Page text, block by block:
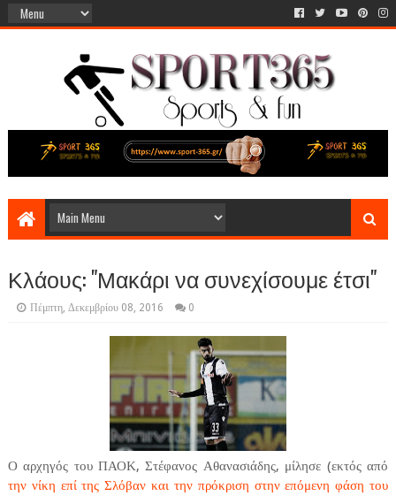
Κλάους: "Μακάρι να συνεχίσουμε έτσι"
Πέμπτη, Δεκεμβρίου 08, 2016 0
Ο αρχηγός του ΠΑΟΚ, Στέφανος Αθανασιάδης, μίλησε (εκτός από
την νίκη επί της Σλόβαν και την πρόκριση στην επόμενη φάση του